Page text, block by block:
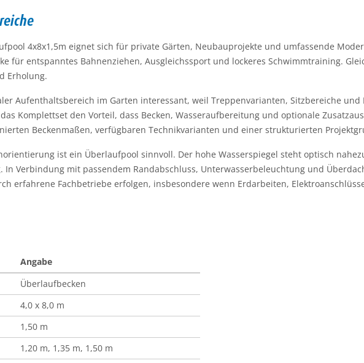
4x8x1,5m eignet sich für private Gärten, Neubauprojekte und umfassende
für entspanntes Bahnenziehen, Ausgleichssport und lockeres Schwimmtraining.
Erholung.
Aufenthaltsbereich im Garten interessant, weil Treppenvarianten, Sitzbereiche
Komplettset den Vorteil, dass Becken, Wasseraufbereitung und optionale
Beckenmaßen, verfügbaren Technikvarianten und einer strukturierten
ist ein Überlaufpool sinnvoll. Der hohe Wasserspiegel steht optisch
Verbindung mit passendem Randabschluss, Unterwasserbeleuchtung und
erfahrene Fachbetriebe erfolgen, insbesondere wenn Erdarbeiten,
Angabe
Überlaufbecken
4,0 x 8,0 m
1,50 m
1,20 m, 1,35 m, 1,50 m